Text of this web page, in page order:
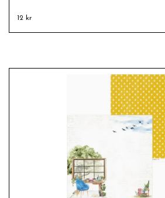
12 kr